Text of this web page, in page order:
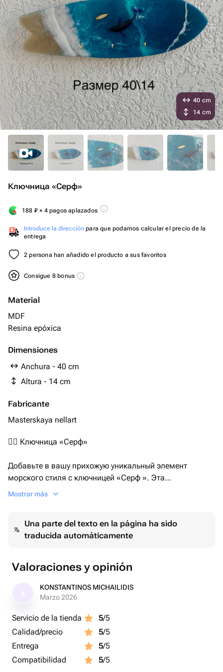
Ключница «Серф»
188 ₽ × 4 pagos aplazados
Introduce la dirección para que podamos calcular el precio de la
entrega
2 persona han añadido el producto a sus favoritos
Consigue 8 bonus
Material
MDF
Resina epóxica
Dimensiones
Anchura - 40 cm
Altura - 14 cm
Fabricante
Masterskaya nellart
40 cm
14 cm
🏄‍♂️ Ключница «Серф»
Добавьте в вашу прихожую уникальный элемент
морского стиля с ключницей «Серф ». Эта
оригинальная ключница станет не только практичным
✨ Особенности ключницы «Серф»:
• Размер: 40 м x 14 см — идеальный формат для
удобного хранения ключей.
• Материалы: Основа из МДФ обеспечивает
эпоксидной смолы создает эффект морской волны и
красочных черепашек, которые словно оживают на
вашей стене.
Mostrar más
Una parte del texto en la página ha sido
traducida automáticamente
Valoraciones y opinión
KONSTANTINOS MICHAILIDIS
Marzo 2026
Servicio de la tienda 5/5
Calidad/precio
5/5
Entrega
5/5
Compatibilidad
5/5